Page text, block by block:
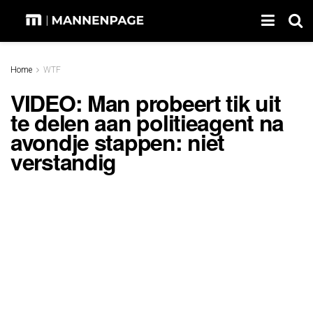
Home WTF
VIDEO: Man probeert tik uit
te delen aan politieagent na
avondje stappen: niet
verstandig